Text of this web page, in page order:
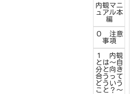
内観マニ
ュアル本
編
０ 注意
事項
１ 内観
とは～自
分と向き
合うって
どういう
こと？～